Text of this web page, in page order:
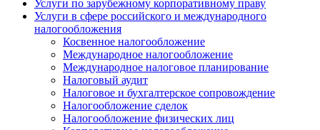
Услуги по зарубежному корпоративному праву
Услуги в сфере российского и международного
налогообложения
Косвенное налогообложение
Международное налогообложение
Международное налоговое планирование
Налоговый аудит
Налоговое и бухгалтерское сопровождение
Налогообложение сделок
Налогообложение физических лиц